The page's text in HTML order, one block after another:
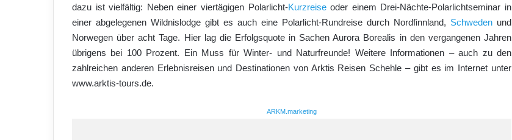
dazu ist vielfältig: Neben einer viertägigen Polarlicht-Kurzreiseoder einem Drei-Nächte-Polarlichtseminar in
einer abgelegenen Wildnislodge gibt es auch eine Polarlicht-Rundreise durch Nordfinnland, Schweden und
Norwegen über acht Tage. Hier lag die Erfolgsquote in Sachen Aurora Borealis in den vergangenen Jahren
übrigens bei 100 Prozent. Ein Muss für Winter- und Naturfreunde! Weitere Informationen – auch zu den
zahlreichen anderen Erlebnisreisen und Destinationen von Arktis Reisen Schehle – gibt es im Internet unter
www.arktis-tours.de.
ARKM.marketing